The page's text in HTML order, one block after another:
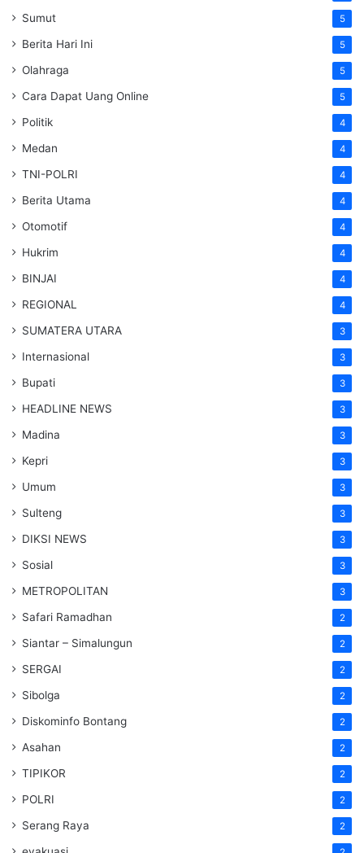
Sumut 5
Berita Hari Ini 5
Olahraga 5
Cara Dapat Uang Online 5
Politik 4
Medan 4
TNI-POLRI 4
Berita Utama 4
Otomotif 4
Hukrim 4
BINJAI 4
REGIONAL 4
SUMATERA UTARA 3
Internasional 3
Bupati 3
HEADLINE NEWS 3
Madina 3
Kepri 3
Umum 3
Sulteng 3
DIKSI NEWS 3
Sosial 3
METROPOLITAN 3
Safari Ramadhan 2
Siantar – Simalungun 2
SERGAI 2
Sibolga 2
Diskominfo Bontang 2
Asahan 2
TIPIKOR 2
POLRI 2
Serang Raya 2